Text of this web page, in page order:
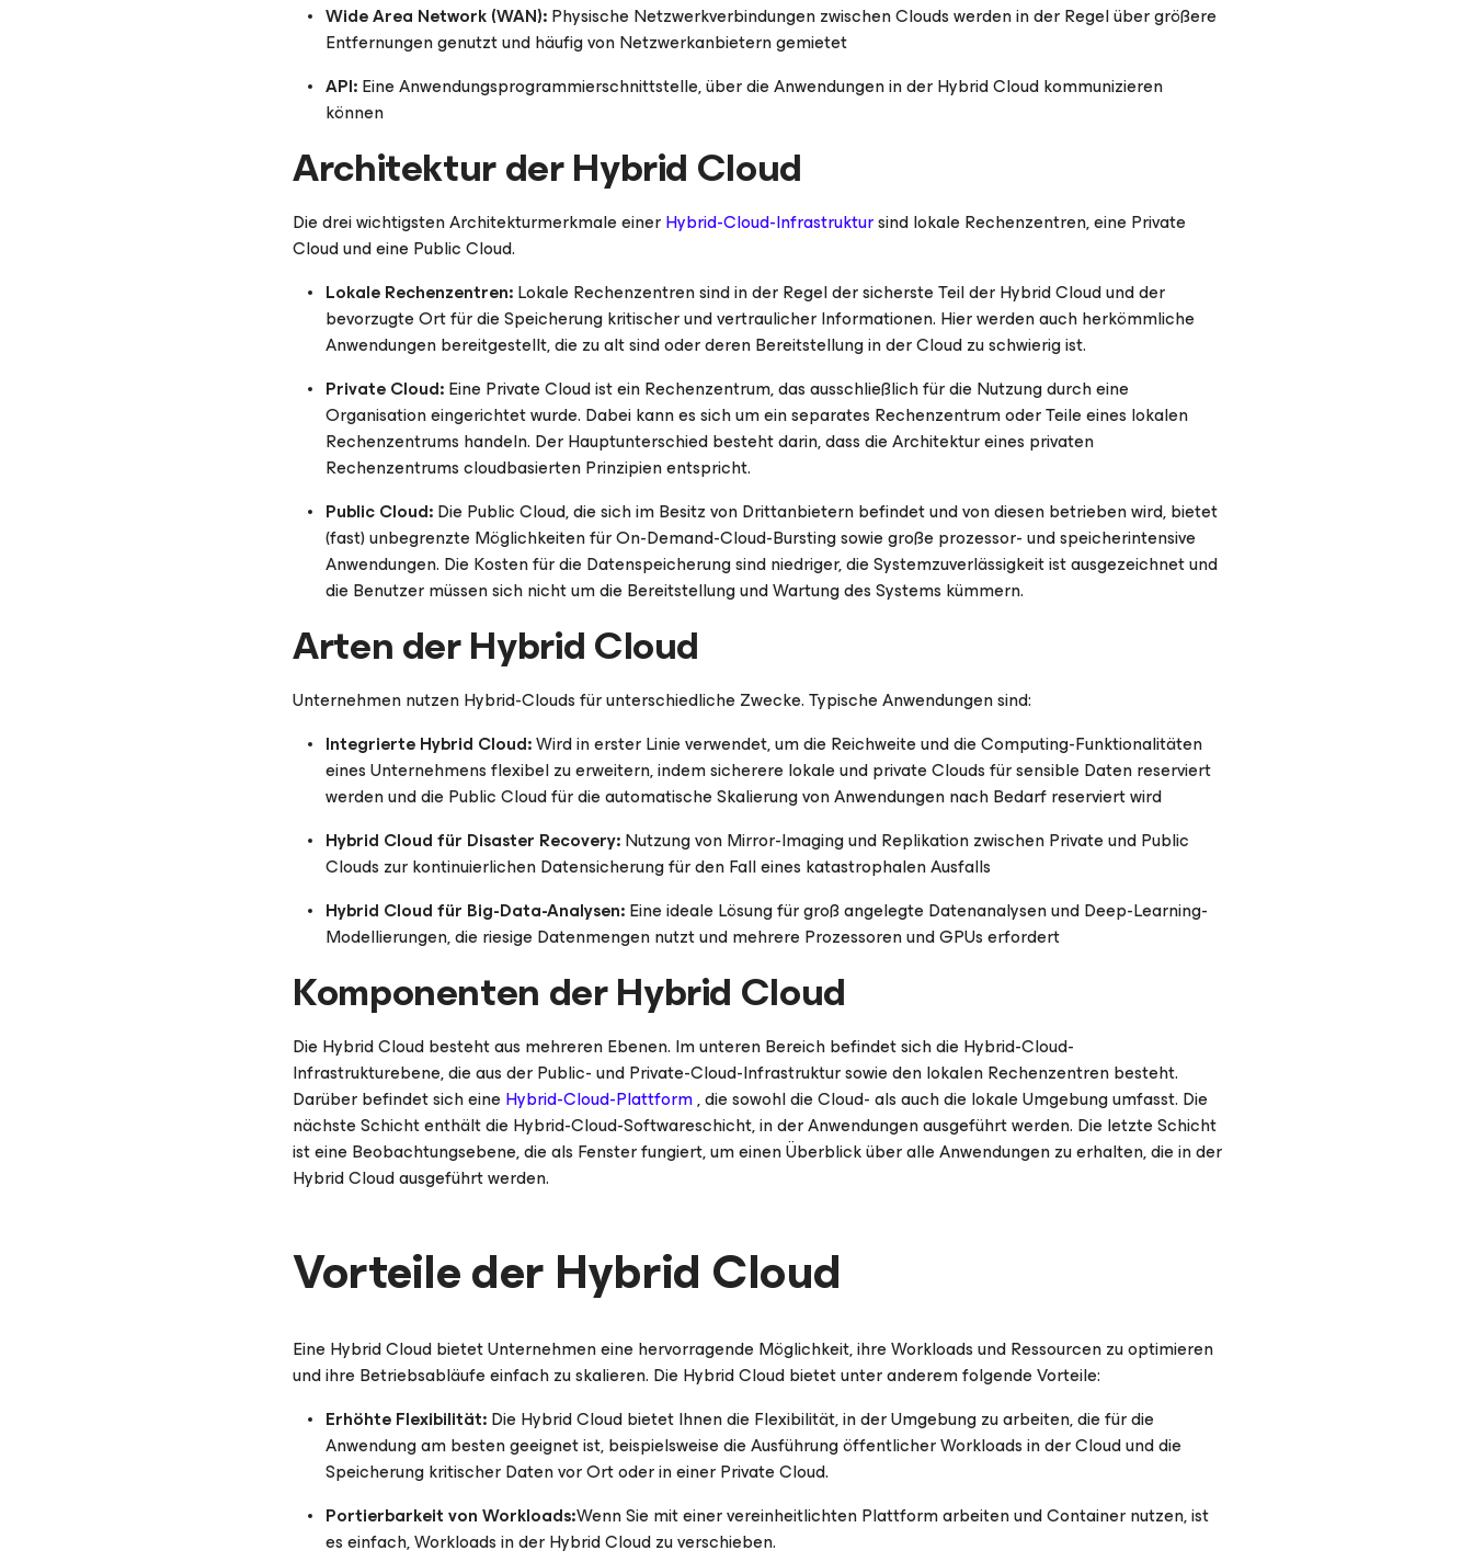
Wide Area Network (WAN):Physische Netzwerkverbindungen zwischen Clouds werden in der Regel über größere
Entfernungen genutzt und häufig von Netzwerkanbietern gemietet
API:Eine Anwendungsprogrammierschnittstelle, über die Anwendungen in der Hybrid Cloud kommunizieren
können
Architektur der Hybrid Cloud
Die drei wichtigsten Architekturmerkmale einerHybrid-Cloud-Infrastruktursind lokale Rechenzentren, eine Private
Cloud und eine Public Cloud.
Lokale Rechenzentren:Lokale Rechenzentren sind in der Regel der sicherste Teil der Hybrid Cloud und der
bevorzugte Ort für die Speicherung kritischer und vertraulicher Informationen. Hier werden auch herkömmliche
Anwendungen bereitgestellt, die zu alt sind oder deren Bereitstellung in der Cloud zu schwierig ist.
Private Cloud:Eine Private Cloud ist ein Rechenzentrum, das ausschließlich für die Nutzung durch eine
Organisation eingerichtet wurde. Dabei kann es sich um ein separates Rechenzentrum oder Teile eines lokalen
Rechenzentrums handeln. Der Hauptunterschied besteht darin, dass die Architektur eines privaten
Rechenzentrums cloudbasierten Prinzipien entspricht.
Public Cloud:Die Public Cloud, die sich im Besitz von Drittanbietern befindet und von diesen betrieben wird, bietet
(fast) unbegrenzte Möglichkeiten für On-Demand-Cloud-Bursting sowie große prozessor- und speicherintensive
Anwendungen. Die Kosten für die Datenspeicherung sind niedriger, die Systemzuverlässigkeit ist ausgezeichnet und
die Benutzer müssen sich nicht um die Bereitstellung und Wartung des Systems kümmern.
Arten der Hybrid Cloud
Unternehmen nutzen Hybrid-Clouds für unterschiedliche Zwecke. Typische Anwendungen sind:
Integrierte Hybrid Cloud:Wird in erster Linie verwendet, um die Reichweite und die Computing-Funktionalitäten
eines Unternehmens flexibel zu erweitern, indem sicherere lokale und private Clouds für sensible Daten reserviert
werden und die Public Cloud für die automatische Skalierung von Anwendungen nach Bedarf reserviert wird
Hybrid Cloud für Disaster Recovery:Nutzung von Mirror-Imaging und Replikation zwischen Private und Public
Clouds zur kontinuierlichen Datensicherung für den Fall eines katastrophalen Ausfalls
Hybrid Cloud für Big-Data-Analysen:Eine ideale Lösung für groß angelegte Datenanalysen und Deep-Learning-
Modellierungen, die riesige Datenmengen nutzt und mehrere Prozessoren und GPUs erfordert
Komponenten der Hybrid Cloud
Die Hybrid Cloud besteht aus mehreren Ebenen. Im unteren Bereich befindet sich die Hybrid-Cloud-
Infrastrukturebene, die aus der Public- und Private-Cloud-Infrastruktur sowie den lokalen Rechenzentren besteht.
Darüber befindet sich eine Hybrid-Cloud-Plattform, die sowohl die Cloud- als auch die lokale Umgebung umfasst. Die
nächste Schicht enthält die Hybrid-Cloud-Softwareschicht, in der Anwendungen ausgeführt werden. Die letzte Schicht
ist eine Beobachtungsebene, die als Fenster fungiert, um einen Überblick über alle Anwendungen zu erhalten, die in der
Hybrid Cloud ausgeführt werden.
Vorteile der Hybrid Cloud
Eine Hybrid Cloud bietet Unternehmen eine hervorragende Möglichkeit, ihre Workloads und Ressourcen zu optimieren
und ihre Betriebsabläufe einfach zu skalieren. Die Hybrid Cloud bietet unter anderem folgende Vorteile:
Erhöhte Flexibilität:Die Hybrid Cloud bietet Ihnen die Flexibilität, in der Umgebung zu arbeiten, die für die
Anwendung am besten geeignet ist, beispielsweise die Ausführung öffentlicher Workloads in der Cloud und die
Speicherung kritischer Daten vor Ort oder in einer Private Cloud.
Portierbarkeit von Workloads:Wenn Sie mit einer vereinheitlichten Plattform arbeiten und Container nutzen, ist
es einfach, Workloads in der Hybrid Cloud zu verschieben.